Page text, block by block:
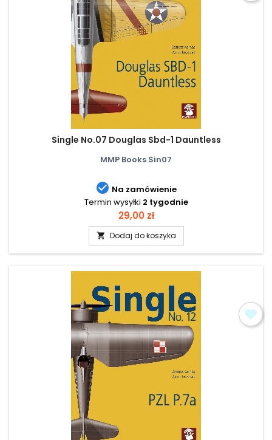
Single No.07 Douglas Sbd-1 Dauntless
MMP Books Sin07
 Na zamówienie
Termin wysyłki 2 tygodnie
Cena
29,00 zł
 Dodaj do koszyka